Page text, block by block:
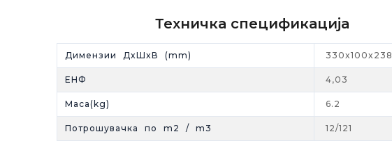
Техничка спецификација
Димензии ДxШxВ (mm) 330x100x238
ЕНФ 4,03
Mаса(kg) 6.2
Потрошувачка по m2 / m3 12/121